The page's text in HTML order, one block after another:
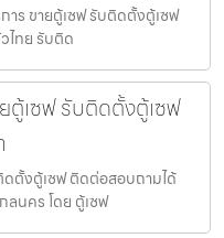
าร ขายตู้เซฟ รับติดตั้งตู้เซฟ
ไทย รับติด
ตู้เซฟ รับติดตั้งตู้เซฟ
ดตั้งตู้เซฟ ติดต่อสอบถามได้
ลนคร โดย ตู้เซฟ